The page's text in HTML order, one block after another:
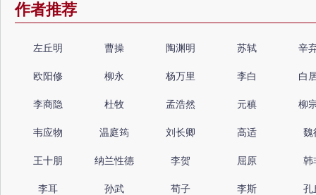
作者推荐
左丘明 曹操 陶渊明 苏轼 辛
欧阳修 柳永 杨万里 李白 白
李商隐 杜牧 孟浩然 元稹 柳
韦应物 温庭筠 刘长卿 高适 魏
王十朋 纳兰性德 李贺 屈原 韩
李耳 孙武 荀子 李斯 孔